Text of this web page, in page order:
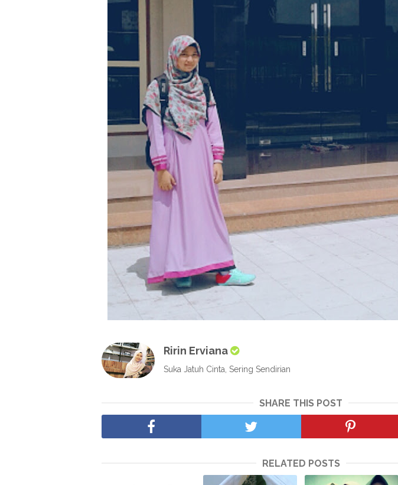
Ririn Erviana
Suka Jatuh Cinta, Sering Sendirian
SHARE THIS POST
RELATED POSTS